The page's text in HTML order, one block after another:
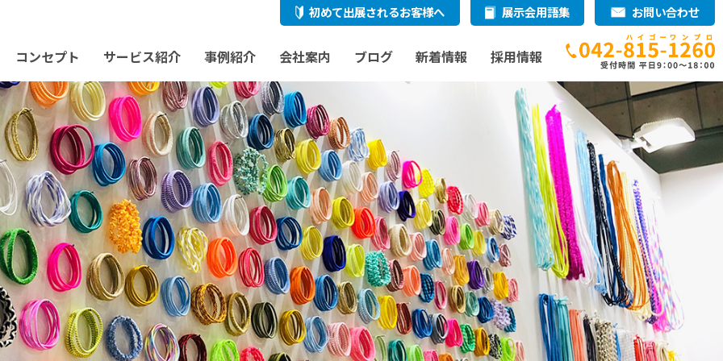
初めて出展されるお客様へ 展示会用語集 お問い合わせ
コンセプト サービス紹介 事例紹介 会社案内 ブログ 新着情報 採用情報